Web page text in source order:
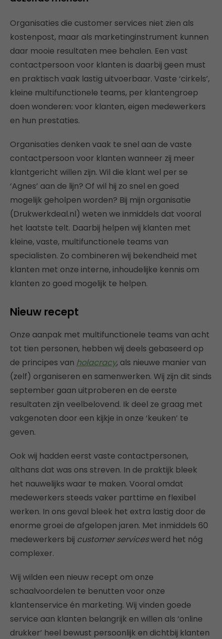
Organisaties die customer services niet zien als
kostenpost, maar als marketinginstrument kunnen
daar mooie resultaten mee behalen. Een vast
contactpersoon voor klanten is daarbij geen must
en praktisch vaak lastig uitvoerbaar. Vaste ‘cirkels’,
kleine multifunctionele teams, per klantengroep
doen wonderen: voor klanten, eigen medewerkers
en hun prestaties.
Organisaties denken vaak te snel aan de vaste
contactpersoon voor klanten wanneer zij meer
klantgericht willen zijn. Wil die klant wel per se
‘Agnes’ aan de lijn? Of wil hij zo snel en goed
mogelijk geholpen worden? Bij mijn organisatie
(Drukwerkdeal.nl) weten we inmiddels dat vooral
het laatste telt. Daarbij helpen wij klanten met
kleine, vaste, multifunctionele teams van
specialisten. Zo combineren wij bekendheid met
klanten met onze interne, inhoudelijke kennis om
klanten zo goed mogelijk te helpen.
Nieuw recept
Onze aanpak met multifunctionele teams van acht
tot tien personen, hebben wij deels gebaseerd op
de principes van holacracy, als nieuwe manier van
(zelf) organiseren en samenwerken. Wij zijn dit sinds
september gaan uitproberen en de eerste
resultaten zijn veelbelovend. Ik deel ze graag met
vakgenoten door een kijkje in onze ‘keuken’ te
geven.
Ook wij hadden eerst vaste contactpersonen,
althans dat was ons streven. In de praktijk bleek
het nauwelijks waar te maken. Vooral omdat
medewerkers steeds vaker parttime en flexibel
werken. In ons geval bleek het extra lastig door de
enorme groei de afgelopen jaren. Met inmiddels 60
medewerkers bij customer serviceswerd het nóg
complexer.
Wij wilden een nieuw recept om onze
schaalvoordelen te benutten voor onze
klantenservice én marketing. Wij vinden goede
service aan klanten belangrijk en willen als ‘online
drukker’ heel bewust persoonlijk en dichtbij klanten